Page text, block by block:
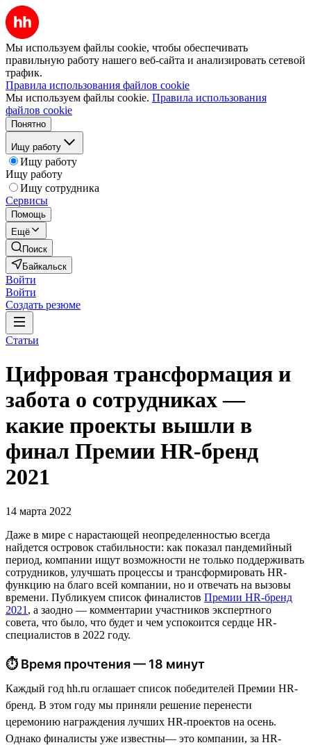
Мы используем файлы cookie, чтобы обеспечивать
правильную работу нашего веб-сайта и анализировать сетевой
трафик.
Правила использования файлов cookie
Мы используем файлы cookie. Правила использования
файлов cookie
Понятно
Ищу работу
Ищу работу
Ищу работу
Ищу сотрудника
Сервисы
Помощь
Ещё
Поиск
Байкальск
Войти
Войти
Создать резюме
Статьи
Цифровая трансформация и
забота о сотрудниках —
какие проекты вышли в
финал Премии HR-бренд
2021
14 марта 2022
Даже в мире с нарастающей неопределенностью всегда
найдется островок стабильности: как показал пандемийный
период, компании ищут возможности не только поддерживать
сотрудников, улучшать процессы и трансформировать HR-
функцию на благо всей компании, но и отвечать на вызовы
времени. Публикуем список финалистов Премии HR-бренд
2021 , а заодно — комментарии участников экспертного
совета, что было, что будет и чем успокоится сердце HR-
специалистов в 2022 году.
⏱ Время прочтения — 18 минут
Каждый год hh.ru оглашает список победителей Премии HR-
бренд. В этом году мы приняли решение перенести
церемонию награждения лучших HR-проектов на осень.
Однако финалисты уже известны— это компании, за HR-